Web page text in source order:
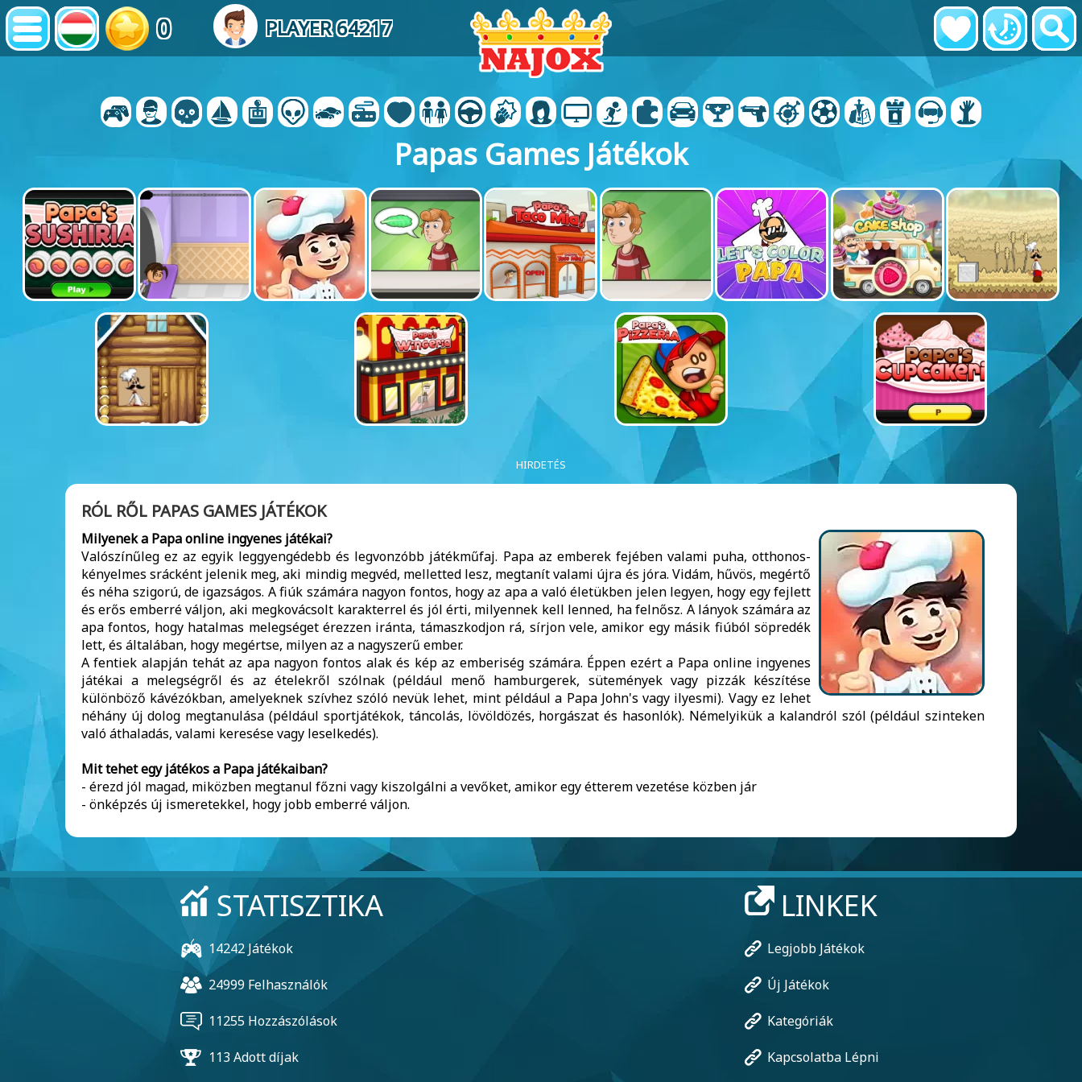
0 PLAYER 64217
Papas Games Játékok
HIRDETÉS
RÓL RŐL PAPAS GAMES JÁTÉKOK
Milyenek a Papa online ingyenes játékai?
Valószínűleg ez az egyik leggyengédebb és legvonzóbb játékműfaj. Papa az emberek fejében valami puha, otthonos-
kényelmes srácként jelenik meg, aki mindig megvéd, melletted lesz, megtanít valami újra és jóra. Vidám, hűvös, megértő
és néha szigorú, de igazságos. A fiúk számára nagyon fontos, hogy az apa a való életükben jelen legyen, hogy egy fejlett
és erős emberré váljon, aki megkovácsolt karakterrel és jól érti, milyennek kell lenned, ha felnősz. A lányok számára az
apa fontos, hogy hatalmas melegséget érezzen iránta, támaszkodjon rá, sírjon vele, amikor egy másik fiúból söpredék
lett, és általában, hogy megértse, milyen az a nagyszerű ember.
A fentiek alapján tehát az apa nagyon fontos alak és kép az emberiség számára. Éppen ezért a Papa online ingyenes
játékai a melegségről és az ételekről szólnak (például menő hamburgerek, sütemények vagy pizzák készítése
különböző kávézókban, amelyeknek szívhez szóló nevük lehet, mint például a Papa John's vagy ilyesmi). Vagy ez lehet
néhány új dolog megtanulása (például sportjátékok, táncolás, lövöldözés, horgászat és hasonlók). Némelyikük a kalandról szól (például szinteken
való áthaladás, valami keresése vagy leselkedés).
Mit tehet egy játékos a Papa játékaiban?
- érezd jól magad, miközben megtanul főzni vagy kiszolgálni a vevőket, amikor egy étterem vezetése közben jár
- önképzés új ismeretekkel, hogy jobb emberré váljon.
STATISZTIKA
14242 Játékok
24999 Felhasználók
11255 Hozzászólások
113 Adott díjak
LINKEK
Legjobb Játékok
Új Játékok
Kategóriák
Kapcsolatba Lépni